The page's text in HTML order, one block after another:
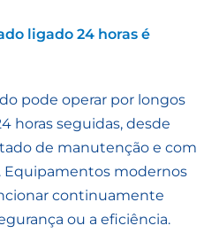
ligado 24 horas é
pode operar por longos
horas seguidas, desde
de manutenção e com
Equipamentos modernos
continuamente
ou a eficiência.